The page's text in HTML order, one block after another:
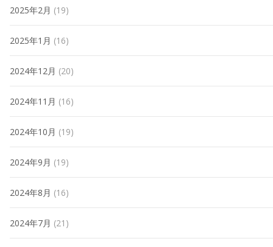
2025年2月 (19)
2025年1月 (16)
2024年12月 (20)
2024年11月 (16)
2024年10月 (19)
2024年9月 (19)
2024年8月 (16)
2024年7月 (21)